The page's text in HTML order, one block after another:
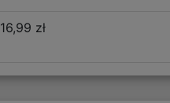
16,99 zł